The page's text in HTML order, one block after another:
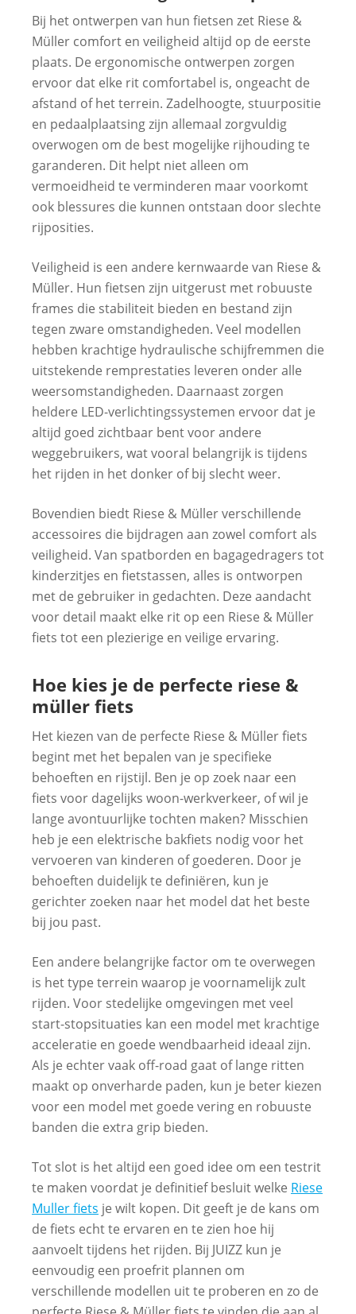
Bij het ontwerpen van hun fietsen zet Riese &
Müller comfort en veiligheid altijd op de eerste
plaats. De ergonomische ontwerpen zorgen
ervoor dat elke rit comfortabel is, ongeacht de
afstand of het terrein. Zadelhoogte, stuurpositie
en pedaalplaatsing zijn allemaal zorgvuldig
overwogen om de best mogelijke rijhouding te
garanderen. Dit helpt niet alleen om
vermoeidheid te verminderen maar voorkomt
ook blessures die kunnen ontstaan door slechte
rijposities.
Veiligheid is een andere kernwaarde van Riese &
Müller. Hun fietsen zijn uitgerust met robuuste
frames die stabiliteit bieden en bestand zijn
tegen zware omstandigheden. Veel modellen
hebben krachtige hydraulische schijfremmen die
uitstekende remprestaties leveren onder alle
weersomstandigheden. Daarnaast zorgen
heldere LED-verlichtingssystemen ervoor dat je
altijd goed zichtbaar bent voor andere
weggebruikers, wat vooral belangrijk is tijdens
het rijden in het donker of bij slecht weer.
Bovendien biedt Riese & Müller verschillende
accessoires die bijdragen aan zowel comfort als
veiligheid. Van spatborden en bagagedragers tot
kinderzitjes en fietstassen, alles is ontworpen
met de gebruiker in gedachten. Deze aandacht
voor detail maakt elke rit op een Riese & Müller
fiets tot een plezierige en veilige ervaring.
Hoe kies je de perfecte riese &
müller fiets
Het kiezen van de perfecte Riese & Müller fiets
begint met het bepalen van je specifieke
behoeften en rijstijl. Ben je op zoek naar een
fiets voor dagelijks woon-werkverkeer, of wil je
lange avontuurlijke tochten maken? Misschien
heb je een elektrische bakfiets nodig voor het
vervoeren van kinderen of goederen. Door je
behoeften duidelijk te definiëren, kun je
gerichter zoeken naar het model dat het beste
bij jou past.
Een andere belangrijke factor om te overwegen
is het type terrein waarop je voornamelijk zult
rijden. Voor stedelijke omgevingen met veel
start-stopsituaties kan een model met krachtige
acceleratie en goede wendbaarheid ideaal zijn.
Als je echter vaak off-road gaat of lange ritten
maakt op onverharde paden, kun je beter kiezen
voor een model met goede vering en robuuste
banden die extra grip bieden.
Tot slot is het altijd een goed idee om een testrit
te maken voordat je definitief besluit welke Riese
Muller fiets je wilt kopen. Dit geeft je de kans om
de fiets echt te ervaren en te zien hoe hij
aanvoelt tijdens het rijden. Bij JUIZZ kun je
eenvoudig een proefrit plannen om
verschillende modellen uit te proberen en zo de